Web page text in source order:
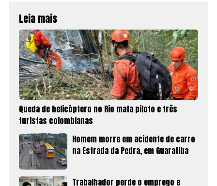
Leia mais
Queda de helicóptero no Rio mata piloto e três
turistas colombianas
Homem morre em acidente de carro
na Estrada da Pedra, em Guaratiba
Trabalhador perde o emprego e